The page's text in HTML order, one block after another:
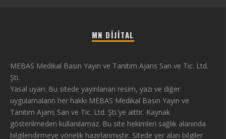
MN DIJITAL
MEBAS Medikal Basın Yayın ve Tanıtım Ajans San ve Tic. Ltd.
Şti.
Yasal uyarı: Bu sitede yayınlanan resim, yazı ve diğer
uygulamaların her hakkı MEBAS Medikal Basın Yayın ve
Tanıtım Ajans San ve Tic. Ltd. Şti.’ye aittir. Kaynak
gösterilmeden kullanılamaz. Bu site hekimleri sağlık alanında
bilgilendirmeye yönelik hazırlanmıştır. Sitede yer alan bilgiler